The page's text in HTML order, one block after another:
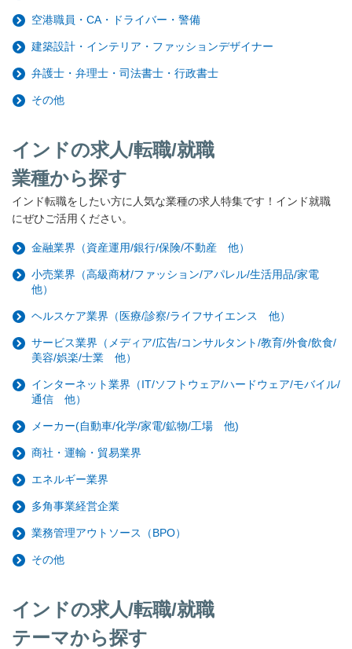
空港職員・CA・ドライバー・警備
建築設計・インテリア・ファッションデザイナー
弁護士・弁理士・司法書士・行政書士
その他
インドの求人/転職/就職
業種から探す
インド転職をしたい方に人気な業種の求人特集です！インド就職
にぜひご活用ください。
金融業界（資産運用/銀行/保険/不動産 他）
小売業界（高級商材/ファッション/アパレル/生活用品/家電
他）
ヘルスケア業界（医療/診察/ライフサイエンス 他）
サービス業界（メディア/広告/コンサルタント/教育/外食/飲食/
美容/娯楽/士業 他）
インターネット業界（IT/ソフトウェア/ハードウェア/モバイル/
通信 他）
メーカー(自動車/化学/家電/鉱物/工場 他)
商社・運輸・貿易業界
エネルギー業界
多角事業経営企業
業務管理アウトソース（BPO）
その他
インドの求人/転職/就職
テーマから探す